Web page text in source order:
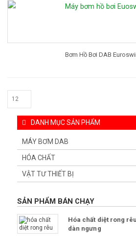
Bơm Hồ Bơi DAB
DANH MỤC SẢN PHẨM
MÁY BƠM DAB
HÓA CHẤT
VẬT TƯ THIẾT BỊ
SẢN PHẨM BÁN CHẠY
Hóa chất diệt rong
dàn ngưng